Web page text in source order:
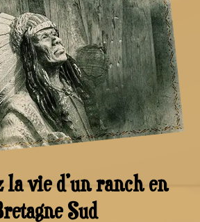
la vie d’un ranch en
Sud